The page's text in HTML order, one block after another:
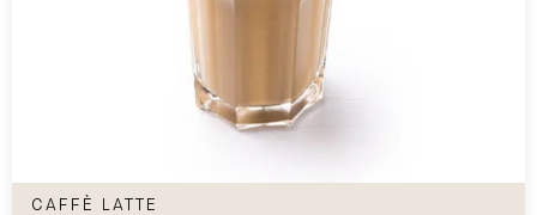
Caffè Latte
CAFFÈ LATTE